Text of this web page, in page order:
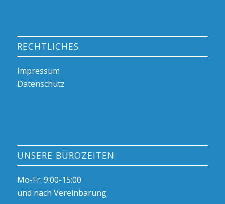
RECHTLICHES
Impressum
Datenschutz
UNSERE BÜROZEITEN
Mo-Fr: 9:00-15:00
und nach Vereinbarung